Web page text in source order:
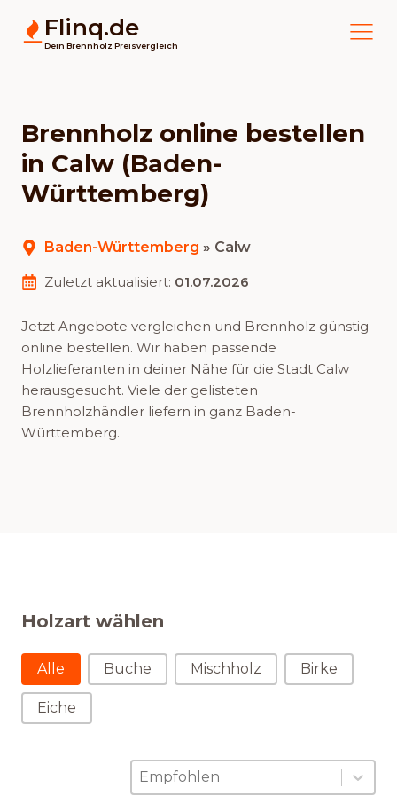
Flinq.de
Dein Brennholz Preisvergleich
Brennholz online bestellen
in Calw (Baden-
Württemberg)
Baden-Württemberg » Calw
Zuletzt aktualisiert: 01.07.2026
Jetzt Angebote vergleichen und Brennholz günstig
online bestellen. Wir haben passende
Holzlieferanten in deiner Nähe für die Stadt Calw
herausgesucht. Viele der gelisteten
Brennholzhändler liefern in ganz Baden-
Württemberg.
Holzart wählen
Holzart wählen
Alle Buche Mischholz Birke
Eiche
Sortierung
Sort content
Sort content